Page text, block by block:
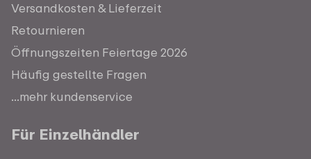
Versandkosten & Lieferzeit
Retournieren
Öffnungszeiten Feiertage 2026
Häufig gestellte Fragen
...mehr kundenservice
Für Einzelhändler